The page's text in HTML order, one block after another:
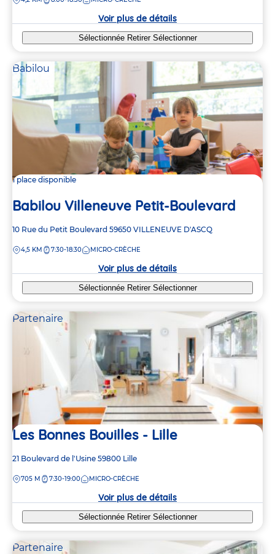
Voir plus de détails
Sélectionnée Retirer Sélectionner
Babilou
1 place disponible
Babilou Villeneuve Petit-Boulevard
Adresse
la
10 Rue du Petit Boulevard 59650 VILLENEUVE D'ASCQ
DISTANCE
4,5 KM 7:30-18:30 MICRO-CRÈCHE
Voir plus de détails
Sélectionnée Retirer Sélectionner
Partenaire
Les Bonnes Bouilles - Lille
Adresse
la
21 Boulevard de l'Usine 59800 Lille
DISTANCE
705 M 7:30-19:00 MICRO-CRÈCHE
Voir plus de détails
Sélectionnée Retirer Sélectionner
Partenaire